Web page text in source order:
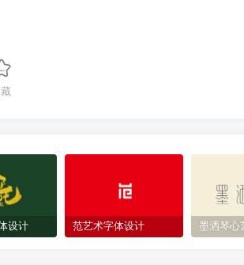
设计 范艺术字体设计 墨洒琴心